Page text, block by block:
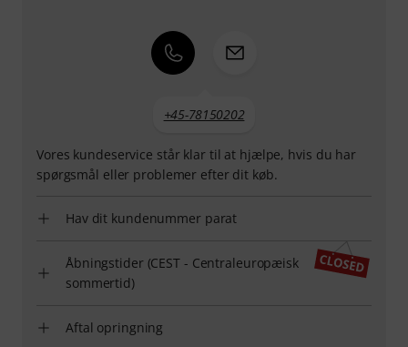
+45-78150202
Vores kundeservice står klar til at hjælpe, hvis du har
spørgsmål eller problemer efter dit køb.
Hav dit kundenummer parat
Åbningstider (CEST - Centraleuropæisk
sommertid)
Aftal opringning